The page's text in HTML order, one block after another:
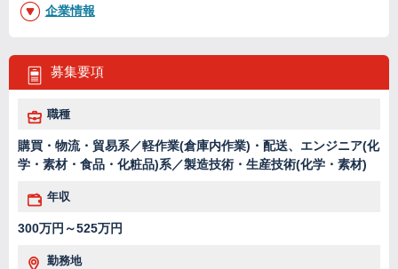
募集要項
職種
購買・物流・貿易系／軽作業(倉庫内作業)・配送、エンジニア(化
学・素材・食品・化粧品)系／製造技術・生産技術(化学・素材)
年収
300万円～525万円
勤務地
企業情報